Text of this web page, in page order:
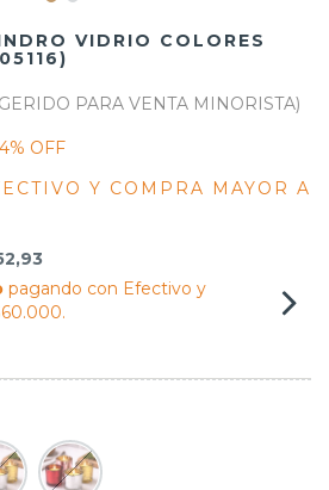
VIDRIO COLORES
% OFF
Y COMPRA MAYOR A
pagando con Efectivo y